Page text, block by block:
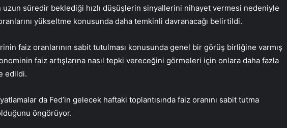
uzun süredir beklediği hızlı düşüşlerin sinyallerini nihayet vermesi nedeniyle
yükseltme konusunda daha temkinli davranacağı belirtildi.
faiz oranlarının sabit tutulması konusunda genel bir görüş birliğine varmış
faiz artışlarına nasıl tepki vereceğini görmeleri için onlara daha fazla
edildi.
da Fed’in gelecek haftaki toplantısında faiz oranını sabit tutma
öngörüyor.